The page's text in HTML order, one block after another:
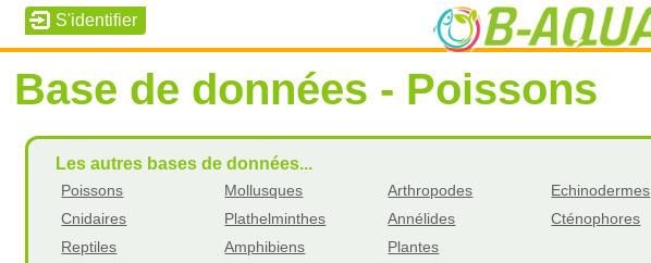
Base de données - Poissons
Les autres bases de données...
Poissons Mollusques Arthropodes
Echinodermes
Cnidaires
Plathelminthes Annélides
Cténophores
Reptiles
Amphibiens Plantes